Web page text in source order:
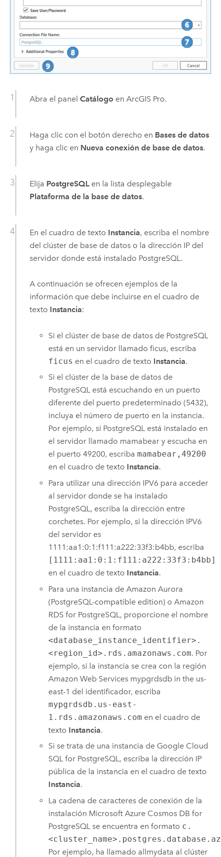
Abra el panel Catálogo en ArcGIS Pro.
Haga clic con el botón derecho en Bases de datos
y haga clic en Nueva conexión de base de datos.
Elija PostgreSQLen la lista desplegable
Plataforma de la base de datos.
En el cuadro de texto Instancia, escriba el nombre
del clúster de base de datos o la dirección IP del
servidor donde está instalado PostgreSQL.
A continuación se ofrecen ejemplos de la
información que debe incluirse en el cuadro de
texto Instancia:
Si el clúster de base de datos de PostgreSQL
está en un servidor llamado ficus, escriba
ficus en el cuadro de texto Instancia.
Si el clúster de la base de datos de
PostgreSQL está escuchando en un puerto
diferente del puerto predeterminado (5432),
incluya el número de puerto en la instancia.
Por ejemplo, si PostgreSQL está instalado en
el servidor llamado mamabear y escucha en
el puerto 49200, escribamamabear,49200
en el cuadro de texto Instancia.
Para utilizar una dirección IPV6 para acceder
al servidor donde se ha instalado
PostgreSQL, escriba la dirección entre
corchetes. Por ejemplo, si la dirección IPV6
del servidor es
1111:aa1:0:1:f111:a222:33f3:b4bb, escriba
[1111:aa1:0:1:f111:a222:33f3:b4bb]
en el cuadro de texto Instancia.
Para una instancia deAmazon Aurora
(PostgreSQL-compatible edition) oAmazon
RDS for PostgreSQL , proporcione el nombre
de la instancia en formato
<database_instance_identifier>.
<region_id>.rds.amazonaws.com. Por
ejemplo, si la instancia se crea con la región
Amazon Web Services mypgrdsdb in the us-
east-1 del identificador, escriba
mypgrdsdb.us-east-
1.rds.amazonaws.com en el cuadro de
texto Instancia.
Si se trata de una instancia de Google Cloud
SQL for PostgreSQL, escriba la dirección IP
pública de la instancia en el cuadro de texto
Instancia.
La cadena de caracteres de conexión de la
instalación Microsoft Azure Cosmos DB for
PostgreSQL se encuentra en formato c.
Por ejemplo, ha llamado allmydata al clúster